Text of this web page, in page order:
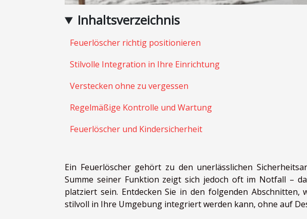
Inhaltsverzeichnis
Feuerlöscher richtig positionieren
Stilvolle Integration in Ihre Einrichtung
Verstecken ohne zu vergessen
Regelmäßige Kontrolle und Wartung
Feuerlöscher und Kindersicherheit
Ein Feuerlöscher gehört zu den unerlässlichen
Summe seiner Funktion zeigt sich jedoch oft im Notfall –
platziert sein. Entdecken Sie in den folgenden Abschnitten,
stilvoll in Ihre Umgebung integriert werden kann, ohne auf